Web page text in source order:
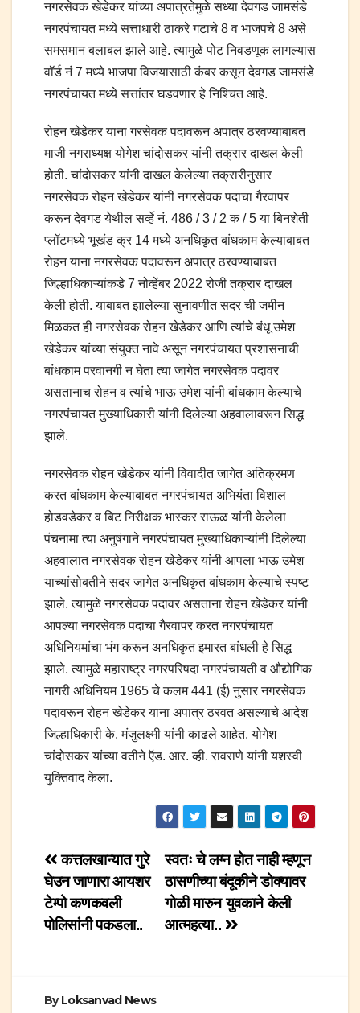
नगरसेवक खेडेकर यांच्या अपात्रतेमुळे सध्या देवगड जामसंडे
नगरपंचायत मध्ये सत्ताधारी ठाकरे गटाचे 8 व भाजपचे 8 असे
समसमान बलाबल झाले आहे. त्यामुळे पोट निवडणूक लागल्यास
वॉर्ड नं 7 मध्ये भाजपा विजयासाठी कंबर कसून देवगड जामसंडे
नगरपंचायत मध्ये सत्तांतर घडवणार हे निश्चित आहे.
रोहन खेडेकर याना गरसेवक पदावरून अपात्र ठरवण्याबाबत
माजी नगराध्यक्ष योगेश चांदोसकर यांनी तक्रार दाखल केली
होती. चांदोसकर यांनी दाखल केलेल्या तक्रारीनुसार
नगरसेवक रोहन खेडेकर यांनी नगरसेवक पदाचा गैरवापर
करून देवगड येथील सर्व्हे नं. 486 / 3 / 2 क / 5 या बिनशेती
प्लॉटमध्ये भूखंड क्र 14 मध्ये अनधिकृत बांधकाम केल्याबाबत
रोहन याना नगरसेवक पदावरून अपात्र ठरवण्याबाबत
जिल्हाधिकाऱ्यांकडे 7 नोव्हेंबर 2022 रोजी तक्रार दाखल
केली होती. याबाबत झालेल्या सुनावणीत सदर ची जमीन
मिळकत ही नगरसेवक रोहन खेडेकर आणि त्यांचे बंधू उमेश
खेडेकर यांच्या संयुक्त नावे असून नगरपंचायत प्रशासनाची
बांधकाम परवानगी न घेता त्या जागेत नगरसेवक पदावर
असतानाच रोहन व त्यांचे भाऊ उमेश यांनी बांधकाम केल्याचे
नगरपंचायत मुख्याधिकारी यांनी दिलेल्या अहवालावरून सिद्ध
झाले.
नगरसेवक रोहन खेडेकर यांनी विवादीत जागेत अतिक्रमण
करत बांधकाम केल्याबाबत नगरपंचायत अभियंता विशाल
होडवडेकर व बिट निरीक्षक भास्कर राऊळ यांनी केलेला
पंचनामा त्या अनुषंगाने नगरपंचायत मुख्याधिकाऱ्यांनी दिलेल्या
अहवालात नगरसेवक रोहन खेडेकर यांनी आपला भाऊ उमेश
याच्यांसोबतीने सदर जागेत अनधिकृत बांधकाम केल्याचे स्पष्ट
झाले. त्यामुळे नगरसेवक पदावर असताना रोहन खेडेकर यांनी
आपल्या नगरसेवक पदाचा गैरवापर करत नगरपंचायत
अधिनियमांचा भंग करून अनधिकृत इमारत बांधली हे सिद्ध
झाले. त्यामुळे महाराष्ट्र नगरपरिषदा नगरपंचायती व औद्योगिक
नागरी अधिनियम 1965 चे कलम 441 (ई) नुसार नगरसेवक
पदावरून रोहन खेडेकर याना अपात्र ठरवत असल्याचे आदेश
जिल्हाधिकारी के. मंजुलक्ष्मी यांनी काढले आहेत. योगेश
चांदोसकर यांच्या वतीने ऍड. आर. व्ही. रावराणे यांनी यशस्वी
युक्तिवाद केला.
Post
navigation
स्वतः चे लग्न होत नाही म्हणून
ठासणीच्या बंदूकीने डोक्यावर
गोळी मारुन युवकाने केली
आत्महत्या..
कत्तलखान्यात गुरे
घेउन जाणारा आयशर
टेम्पो कणकवली
पोलिसांनी पकडला..
ByLoksanvad News